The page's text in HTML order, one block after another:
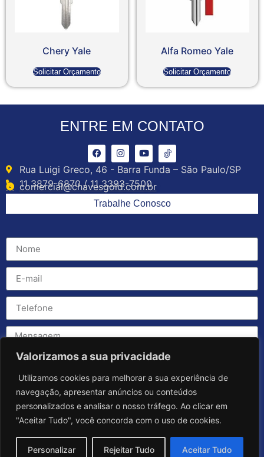
Valorizamos a sua privacidade
Utilizamos cookies para melhorar a sua experiência de
navegação, apresentar anúncios ou conteúdos
personalizados e analisar o nosso tráfego. Ao clicar em
"Aceitar Tudo", você concorda com o uso de cookies.
Personalizar Rejeitar Tudo Aceitar Tudo
Chery Yale
Solicitar Orçamento
Alfa Romeo Yale
Solicitar Orçamento
ENTRE EM CONTATO
Rua Luigi Greco, 46 - Barra Funda – São Paulo/SP
11 3879-6870 / 11 3393-7500
comercial@chavesgold.com.br
Trabalhe Conosco
Enviar